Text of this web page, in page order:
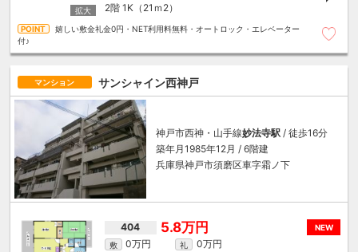
2階 1K（21ｍ 2）
嬉しい敷金礼金0円・NET利用料無料・オートロック・エレベーター
付♪
マンション サンシャイン西神戸
神戸市西神・山手線妙法寺駅 / 徒歩16分
築年月1985年12月 / 6階建
兵庫県神戸市須磨区車字霜ノ下
NEW
404 5.8万円
敷 0万円 礼
0万円